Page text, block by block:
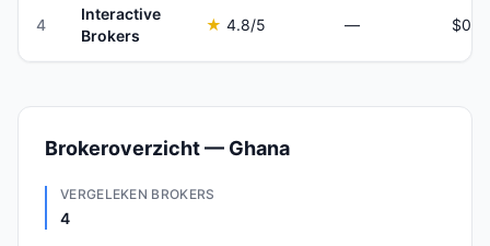
4
Interactive
Brokers
★ 4.8/5 —
Brokeroverzicht — Ghana
VERGELEKEN BROKERS
4